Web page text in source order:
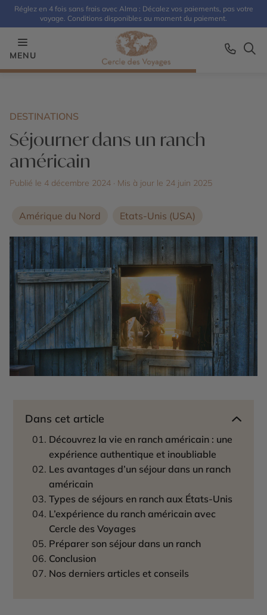
Réglez en 4 fois sans frais avec Alma : Décalez vos paiements, pas votre
voyage. Conditions disponibles au moment du paiement.
MENU
DESTINATIONS
Séjourner dans un ranch
américain
Publié le 4 décembre 2024 · Mis à jour le 24 juin 2025
Amérique du Nord Etats-Unis (USA)
Dans cet article
Découvrez la vie en ranch américain : une
expérience authentique et inoubliable
Les avantages d’un séjour dans un ranch
américain
Types de séjours en ranch aux États-Unis
L’expérience du ranch américain avec
Cercle des Voyages
Préparer son séjour dans un ranch
Conclusion
Nos derniers articles et conseils